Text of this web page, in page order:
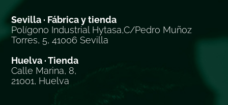
Sevilla · Fábrica y tienda
Polígono Industrial Hytasa,C/Pedro Muñoz
Torres, 5, 41006 Sevilla
Huelva · Tienda
Calle Marina, 8,
21001, Huelva